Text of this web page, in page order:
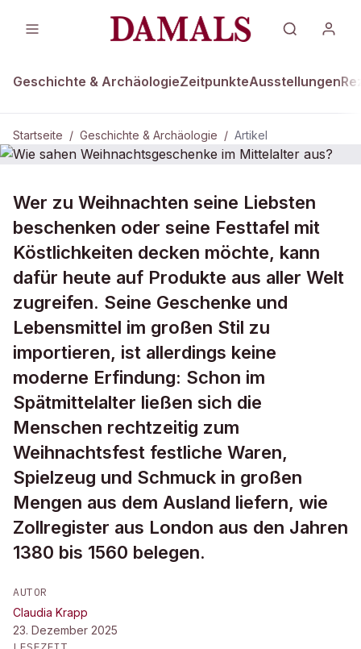
Geschichte & ArchäologieZeitpunkteAusstellungen
Startseite / Geschichte & Archäologie / Artikel
Wie sahen Weihnachtsgeschenke im
Mittelalter aus?
Wer zu Weihnachten seine Liebsten
beschenken oder seine Festtafel mit
Köstlichkeiten decken möchte, kann
dafür heute auf Produkte aus aller Welt
zugreifen. Seine Geschenke und
Lebensmittel im großen Stil zu
importieren, ist allerdings keine
moderne Erfindung: Schon im
Spätmittelalter ließen sich die
Menschen rechtzeitig zum
Weihnachtsfest festliche Waren,
Spielzeug und Schmuck in großen
Mengen aus dem Ausland liefern, wie
Zollregister aus London aus den Jahren
1380 bis 1560 belegen.
AUTOR
Claudia Krapp
23. Dezember 2025